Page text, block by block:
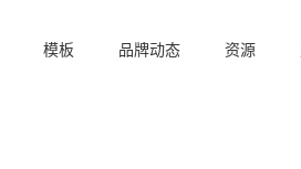
模板 品牌动态 资源